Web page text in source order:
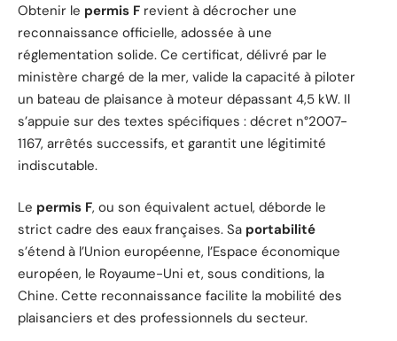
Obtenir le permis F revient à décrocher une
reconnaissance officielle, adossée à une
réglementation solide. Ce certificat, délivré par le
ministère chargé de la mer, valide la capacité à piloter
un bateau de plaisance à moteur dépassant 4,5 kW. Il
s’appuie sur des textes spécifiques : décret n°2007-
1167, arrêtés successifs, et garantit une légitimité
indiscutable.
Le permis F, ou son équivalent actuel, déborde le
strict cadre des eaux françaises. Sa portabilité
s’étend à l’Union européenne, l’Espace économique
européen, le Royaume-Uni et, sous conditions, la
Chine. Cette reconnaissance facilite la mobilité des
plaisanciers et des professionnels du secteur.